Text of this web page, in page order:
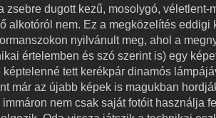
zsebre dugott kezű, mosolygó, véletlent-
alkotóról nem. Ez a megközelítés eddigi
nyilvánult meg, ahol a
értelemben és szó szerint is) egy
képtelenné tett kerékpár dinamós
már az újabb képek is magukban
nem csak saját fotóit használja